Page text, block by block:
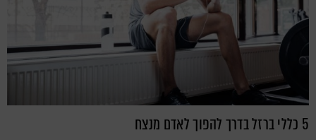
5 כללי ברזל בדרך להפוך לאדם מנצח